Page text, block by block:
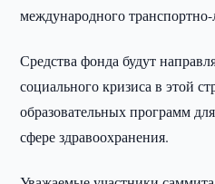
международного транспортно-
Средства фонда будут
социального кризиса в этой
образовательных программ
сфере здравоохранения.